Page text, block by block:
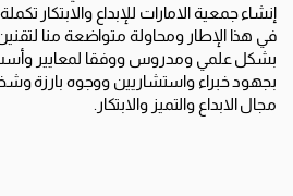
إنشاء جمعية الامارات للإبداع والابتكار
في هذا الإطار ومحاولة متواضعة منا
بشكل علمي ومدروس ووفقا لمعايير
بجهود خبراء واستشاريين ووجوه بارزة
مجال الابداع والتميز والابتكار.